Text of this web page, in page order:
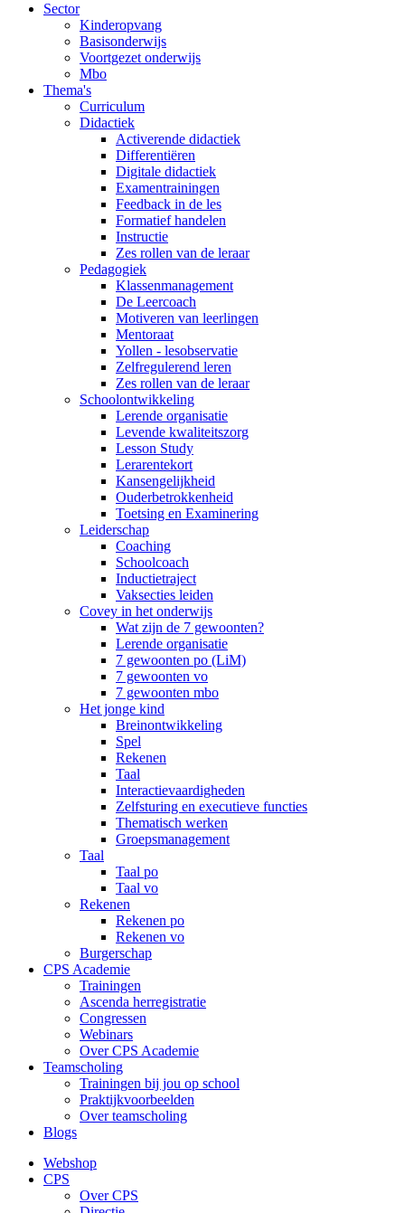
Sector
Kinderopvang
Basisonderwijs
Voortgezet onderwijs
Mbo
Thema's
Curriculum
Didactiek
Activerende didactiek
Differentiëren
Digitale didactiek
Examentrainingen
Feedback in de les
Formatief handelen
Instructie
Zes rollen van de leraar
Pedagogiek
Klassenmanagement
De Leercoach
Motiveren van leerlingen
Mentoraat
Yollen - lesobservatie
Zelfregulerend leren
Zes rollen van de leraar
Schoolontwikkeling
Lerende organisatie
Levende kwaliteitszorg
Lesson Study
Lerarentekort
Kansengelijkheid
Ouderbetrokkenheid
Toetsing en Examinering
Leiderschap
Coaching
Schoolcoach
Inductietraject
Vaksecties leiden
Covey in het onderwijs
Wat zijn de 7 gewoonten?
Lerende organisatie
7 gewoonten po (LiM)
7 gewoonten vo
7 gewoonten mbo
Het jonge kind
Breinontwikkeling
Spel
Rekenen
Taal
Interactievaardigheden
Zelfsturing en executieve functies
Thematisch werken
Groepsmanagement
Taal
Taal po
Taal vo
Rekenen
Rekenen po
Rekenen vo
Burgerschap
CPS Academie
Trainingen
Ascenda herregistratie
Congressen
Webinars
Over CPS Academie
Teamscholing
Trainingen bij jou op school
Praktijkvoorbeelden
Over teamscholing
Blogs
Webshop
CPS
Over CPS